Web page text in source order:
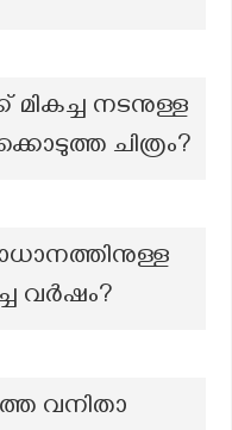
നടനുള്ള
ചിത്രം?
വർഷം?
വനിതാ